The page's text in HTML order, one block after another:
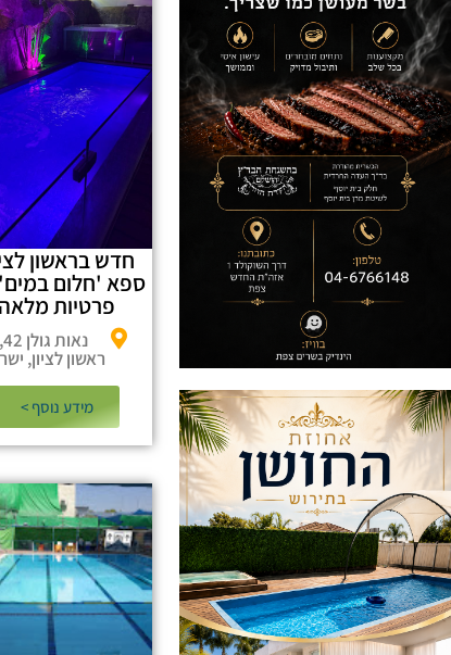
חדש בראשון
ספא 'חלום
פרטיות מלאה
נאות גולן 42,
ראשון לציון,
מידע נוסף >​